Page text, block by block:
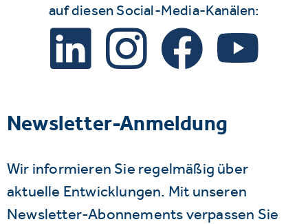
auf diesen Social-Media-Kanälen:
Newsletter-Anmeldung
Wir informieren Sie regelmäßig über
aktuelle Entwicklungen. Mit unseren
Newsletter-Abonnements verpassen Sie